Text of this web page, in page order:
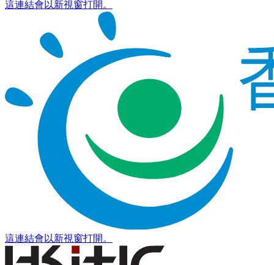
這連結會以新視窗打開。
這連結會以新視窗打開。